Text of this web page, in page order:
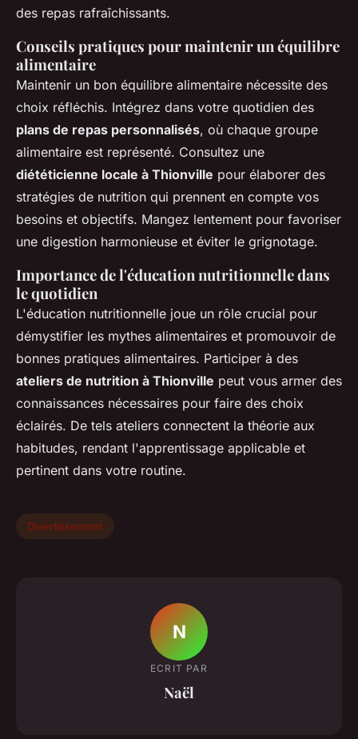
des repas rafraîchissants.
Conseils pratiques pour maintenir un équilibre
alimentaire
Maintenir un bon équilibre alimentaire nécessite des
choix réfléchis. Intégrez dans votre quotidien des
plans de repas personnalisés, où chaque groupe
alimentaire est représenté. Consultez une
diététicienne locale à Thionville pour élaborer des
stratégies de nutrition qui prennent en compte vos
besoins et objectifs. Mangez lentement pour favoriser
une digestion harmonieuse et éviter le grignotage.
Importance de l'éducation nutritionnelle dans
le quotidien
L'éducation nutritionnelle joue un rôle crucial pour
démystifier les mythes alimentaires et promouvoir de
bonnes pratiques alimentaires. Participer à des
ateliers de nutrition à Thionville peut vous armer des
connaissances nécessaires pour faire des choix
éclairés. De tels ateliers connectent la théorie aux
habitudes, rendant l'apprentissage applicable et
pertinent dans votre routine.
Divertissement
N
ECRIT PAR
Naël